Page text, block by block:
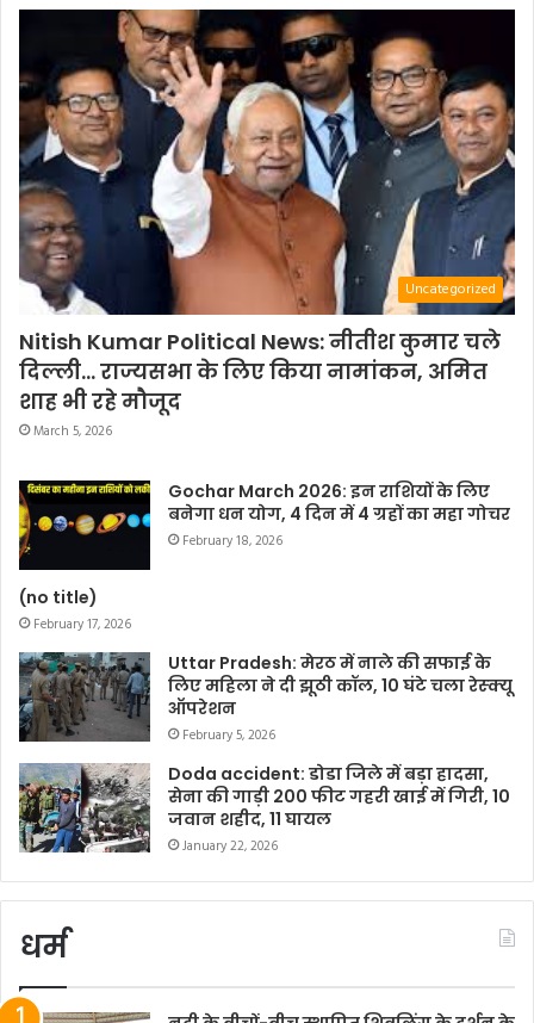
Uncategorized
Nitish Kumar Political News: नीतीश कुमार चले
दिल्ली… राज्यसभा के लिए किया नामांकन, अमित
शाह भी रहे मौजूद
March 5, 2026
Gochar March 2026: इन राशियों के लिए
बनेगा धन योग, 4 दिन में 4 ग्रहों का महा गोचर
February 18, 2026
(no title)
February 17, 2026
Uttar Pradesh: मेरठ में नाले की सफाई के
लिए महिला ने दी झूठी कॉल, 10 घंटे चला रेस्क्यू
ऑपरेशन
February 5, 2026
Doda accident: डोडा जिले में बड़ा हादसा,
सेना की गाड़ी 200 फीट गहरी खाई में गिरी, 10
जवान शहीद, 11 घायल
January 22, 2026
धर्म